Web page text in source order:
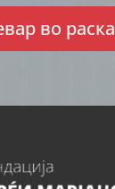
во